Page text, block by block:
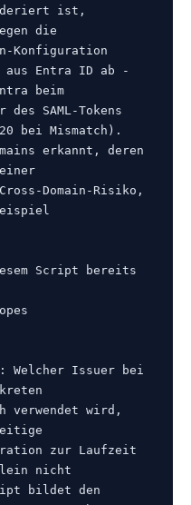
ist,
die
Konfiguration
Entra ID ab -
beim
SAML-Tokens
bei Mismatch).
erkannt, deren
Domain-Risiko,
Script bereits
Welcher Issuer bei
verwendet wird,
zur Laufzeit
nicht
bildet den